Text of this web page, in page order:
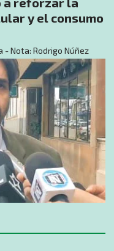
y el consumo
- Nota: Rodrigo Núñez